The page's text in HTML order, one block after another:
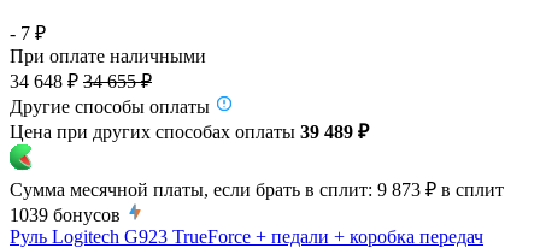
- 7 ₽
При оплате наличными
34 648 ₽ 34 655 ₽
Другие способы оплаты
Цена при других способах оплаты 39 489 ₽
Сумма месячной платы, если брать в сплит: 9 873 ₽ в сплит
1039 бонусов
Руль Logitech G923 TrueForce + педали + коробка передач